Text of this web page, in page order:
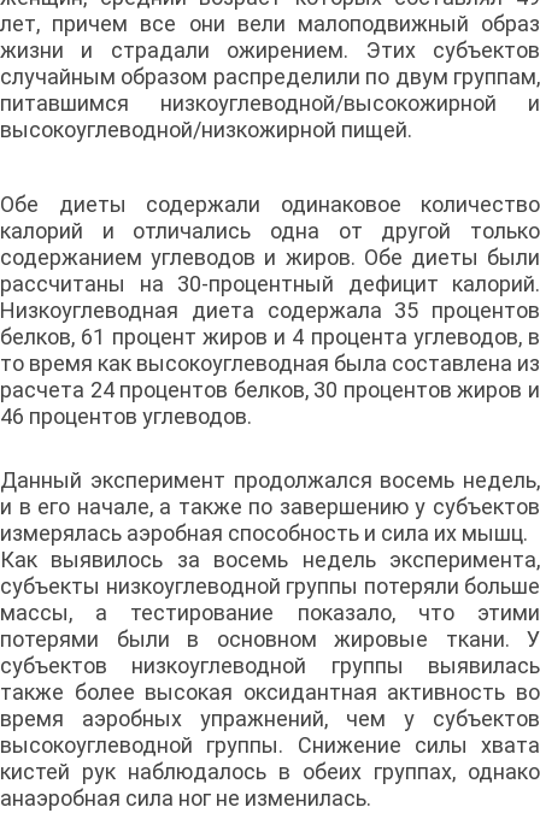
лет, причем все они вели малоподвижный образ
жизни и страдали ожирением. Этих субъектов
случайным образом распределили по двум группам,
питавшимся низкоуглеводной/высокожирной и
высокоуглеводной/низкожирной пищей.
Обе диеты содержали одинаковое количество
калорий и отличались одна от другой только
содержанием углеводов и жиров. Обе диеты были
рассчитаны на 30-процентный дефицит калорий.
Низкоуглеводная диета содержала 35 процентов
белков, 61 процент жиров и 4 процента углеводов, в
то время как высокоуглеводная была составлена из
расчета 24 процентов белков, 30 процентов жиров и
46 процентов углеводов.
Данный эксперимент продолжался восемь недель,
и в его начале, а также по завершению у субъектов
измерялась аэробная способность и сила их мышц.
Как выявилось за восемь недель эксперимента,
субъекты низкоуглеводной группы потеряли больше
массы, а тестирование показало, что этими
потерями были в основном жировые ткани. У
субъектов низкоуглеводной группы выявилась
также более высокая оксидантная активность во
время аэробных упражнений, чем у субъектов
высокоуглеводной группы. Снижение силы хвата
кистей рук наблюдалось в обеих группах, однако
анаэробная сила ног не изменилась.